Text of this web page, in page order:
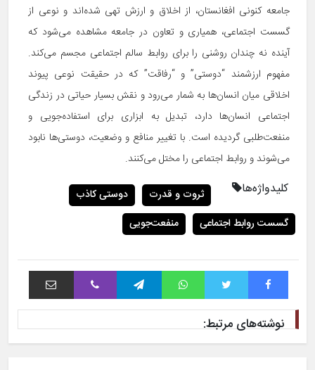
جامعه کنونی افغانستان، از اخلاق و ارزش تهی شده‌اند و نوعی از
گسست اجتماعی، همیاری و تعاون در جامعه مشاهده می‌شود که
آینده نه چندان روشنی را برای روابط سالم اجتماعی مجسم می‌کند.
مفهوم ارزشمند “دوستی” و “رفاقت” که در حقیقت نوعی پیوند
اخلاقی میان انسان‌ها به شمار می‌رود و نقش بسیار حیاتی در زندگی
اجتماعی انسان‌ها دارد، تبدیل به ابزاری برای استفاده‌جویی و
منفعت‌طلبی گردیده است. با تغییر منافع و وضعیت، دوستی‌ها نابود
می‌شوند و روابط اجتماعی را مختل می‌کنند.
کلیدواژه‌ها ثروت و قدرت
دوستی کاذب
گسست روابط اجتماعی
منفعت‌جویی
فیس بوک توییتر واتس آپ تلگرام وایبر اشتراک با ایمیل
نوشته‌های مرتبط: